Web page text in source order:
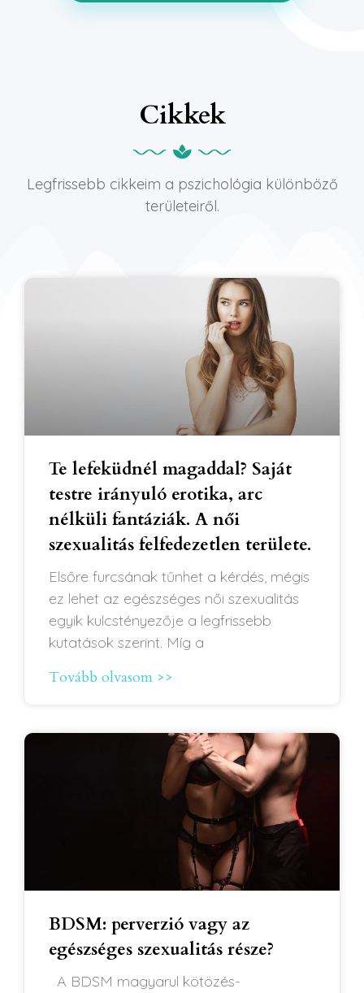
Cikkek
Legfrissebb cikkeim a pszichológia különböző
területeiről.
Te lefeküdnél magaddal? Saját
testre irányuló erotika, arc
nélküli fantáziák. A női
szexualitás felfedezetlen területe.
Elsőre furcsának tűnhet a kérdés, mégis
ez lehet az egészséges női szexualitás
egyik kulcstényezője a legfrissebb
kutatások szerint. Míg a
Tovább olvasom >>
BDSM: perverzió vagy az
egészséges szexualitás része?
A BDSM magyarul kötözés-